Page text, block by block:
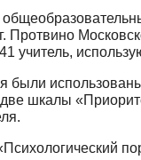
Протви­но
учитель,
шкалы